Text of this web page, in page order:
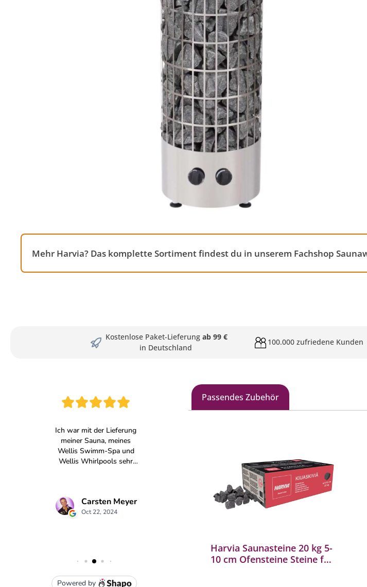
Mehr Harvia? Das komplette Sortiment findest du in unserem Fachshop
Kostenlose Paket-Lieferung ab 99 €
in Deutschland
100.000 zufriedene Kunden
Passendes Zubehör
Harvia Saunasteine 20 kg 5-
10 cm Ofensteine Steine für